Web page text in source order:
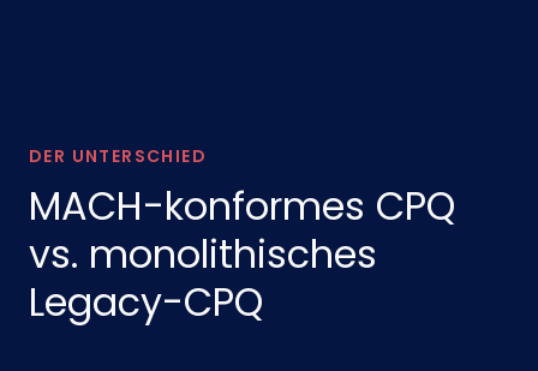
DER UNTERSCHIED
MACH-konformes CPQ
vs. monolithisches
Legacy-CPQ